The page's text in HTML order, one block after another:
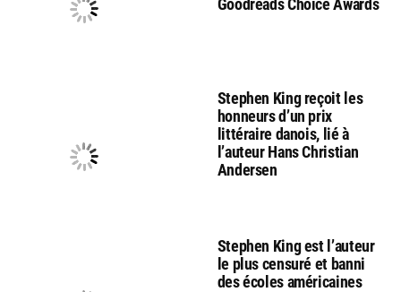
Stephen King reçoit les
honneurs d’un prix
littéraire danois, lié à
l’auteur Hans Christian
Andersen
Stephen King est l’auteur
le plus censuré et banni
des écoles américaines